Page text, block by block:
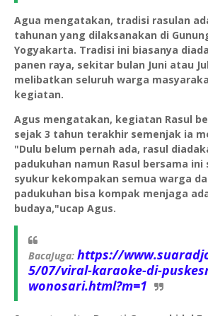
Agua mengatakan, tradisi rasulan
tahunan yang dilaksanakan di
Yogyakarta. Tradisi ini biasanya
panen raya, sekitar bulan Juni atau
melibatkan seluruh warga
kegiatan.
Agus mengatakan, kegiatan Rasul
sejak 3 tahun terakhir semenjak ia
"Dulu belum pernah ada, rasul
padukuhan namun Rasul bersama ini
syukur kekompakan semua warga
padukuhan bisa kompak menjaga
budaya,"ucap Agus.
BacaJuga: https://
5/07/viral-karaoke-di-
wonosari.html?m=1